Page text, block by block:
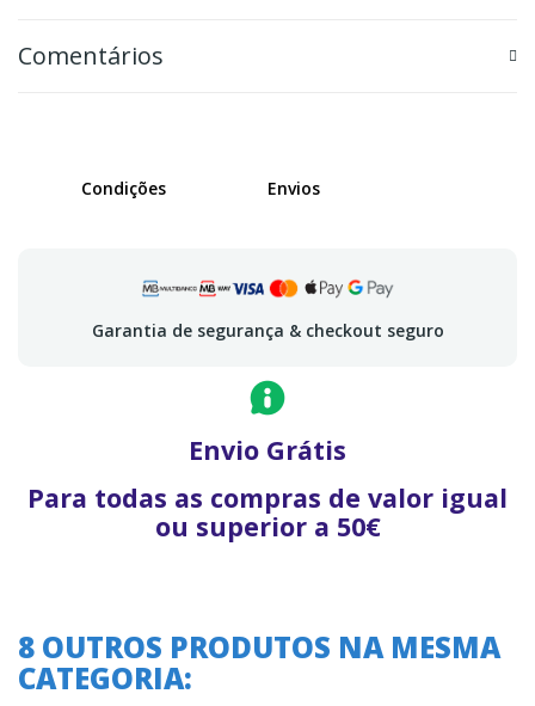
Comentários
Condições Envios
Garantia de segurança & checkout seguro
Envio Grátis
Para todas as compras de valor igual
ou superior a 50€
8 OUTROS PRODUTOS NA MESMA
CATEGORIA: